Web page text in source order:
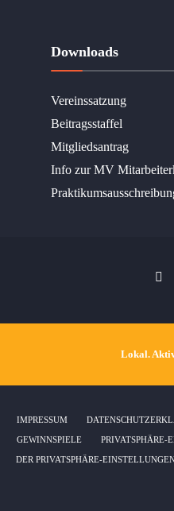
Downloads
Vereinssatzung
Beitragsstaffel
Mitgliedsantrag
Info zur MV
Lokal.
IMPRESSUM
GEWINNSPIELE PRIVATSPHÄRE-
DER PRIVATSPHÄRE-